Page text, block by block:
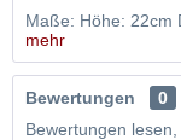
Maße: Höhe: 22cm
mehr
Bewertungen
0
Bewertungen lesen,